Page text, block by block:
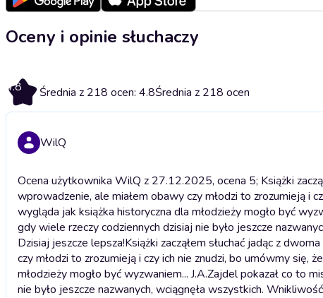
Oceny i opinie słuchaczy
4.8 Średnia z 218 ocen: 4.8Średnia z 218 ocen
WilQ
Ocena użytkownika WilQ z 27.12.2025, ocena 5; Książki
wprowadzenie, ale miałem obawy czy młodzi to zrozumieją i
wygląda jak książka historyczna dla młodzieży mogło być
gdy wiele rzeczy codziennych dzisiaj nie było jeszcze
Dzisiaj jeszcze lepsza!Książki zacząłem słuchać jadąc z
czy młodzi to zrozumieją i czy ich nie znudzi, bo umówmy
młodzieży mogło być wyzwaniem... J.A.Zajdel pokazał co to
nie było jeszcze nazwanych, wciągnęła wszystkich.